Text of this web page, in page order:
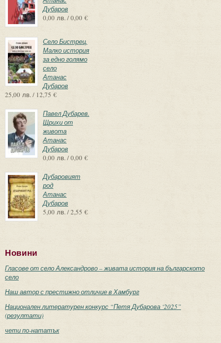
Дубаров
0,00 лв. / 0,00 €
Село Бистрец.
Малко история
за едно голямо
село
Атанас
Дубаров
25,00 лв. / 12,75 €
Павел Дубарев.
Щрихи от
живота
Атанас
Дубаров
0,00 лв. / 0,00 €
Дубаровият
род
Атанас
Дубаров
5,00 лв. / 2,55 €
Новини
Гласове от село Александрово – живата история на българското
село
Наш автор с престижно отличие в Хамбург
Национален литературен конкурс “Петя Дубарова ‘2025”
(резултати)
чети по-нататък